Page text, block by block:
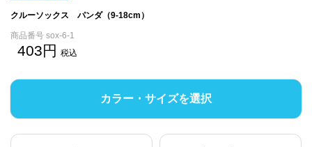
クルーソックス パンダ（9-18cm）
商品番号 sox-6-1
403 税込
カラー・サイズを選択